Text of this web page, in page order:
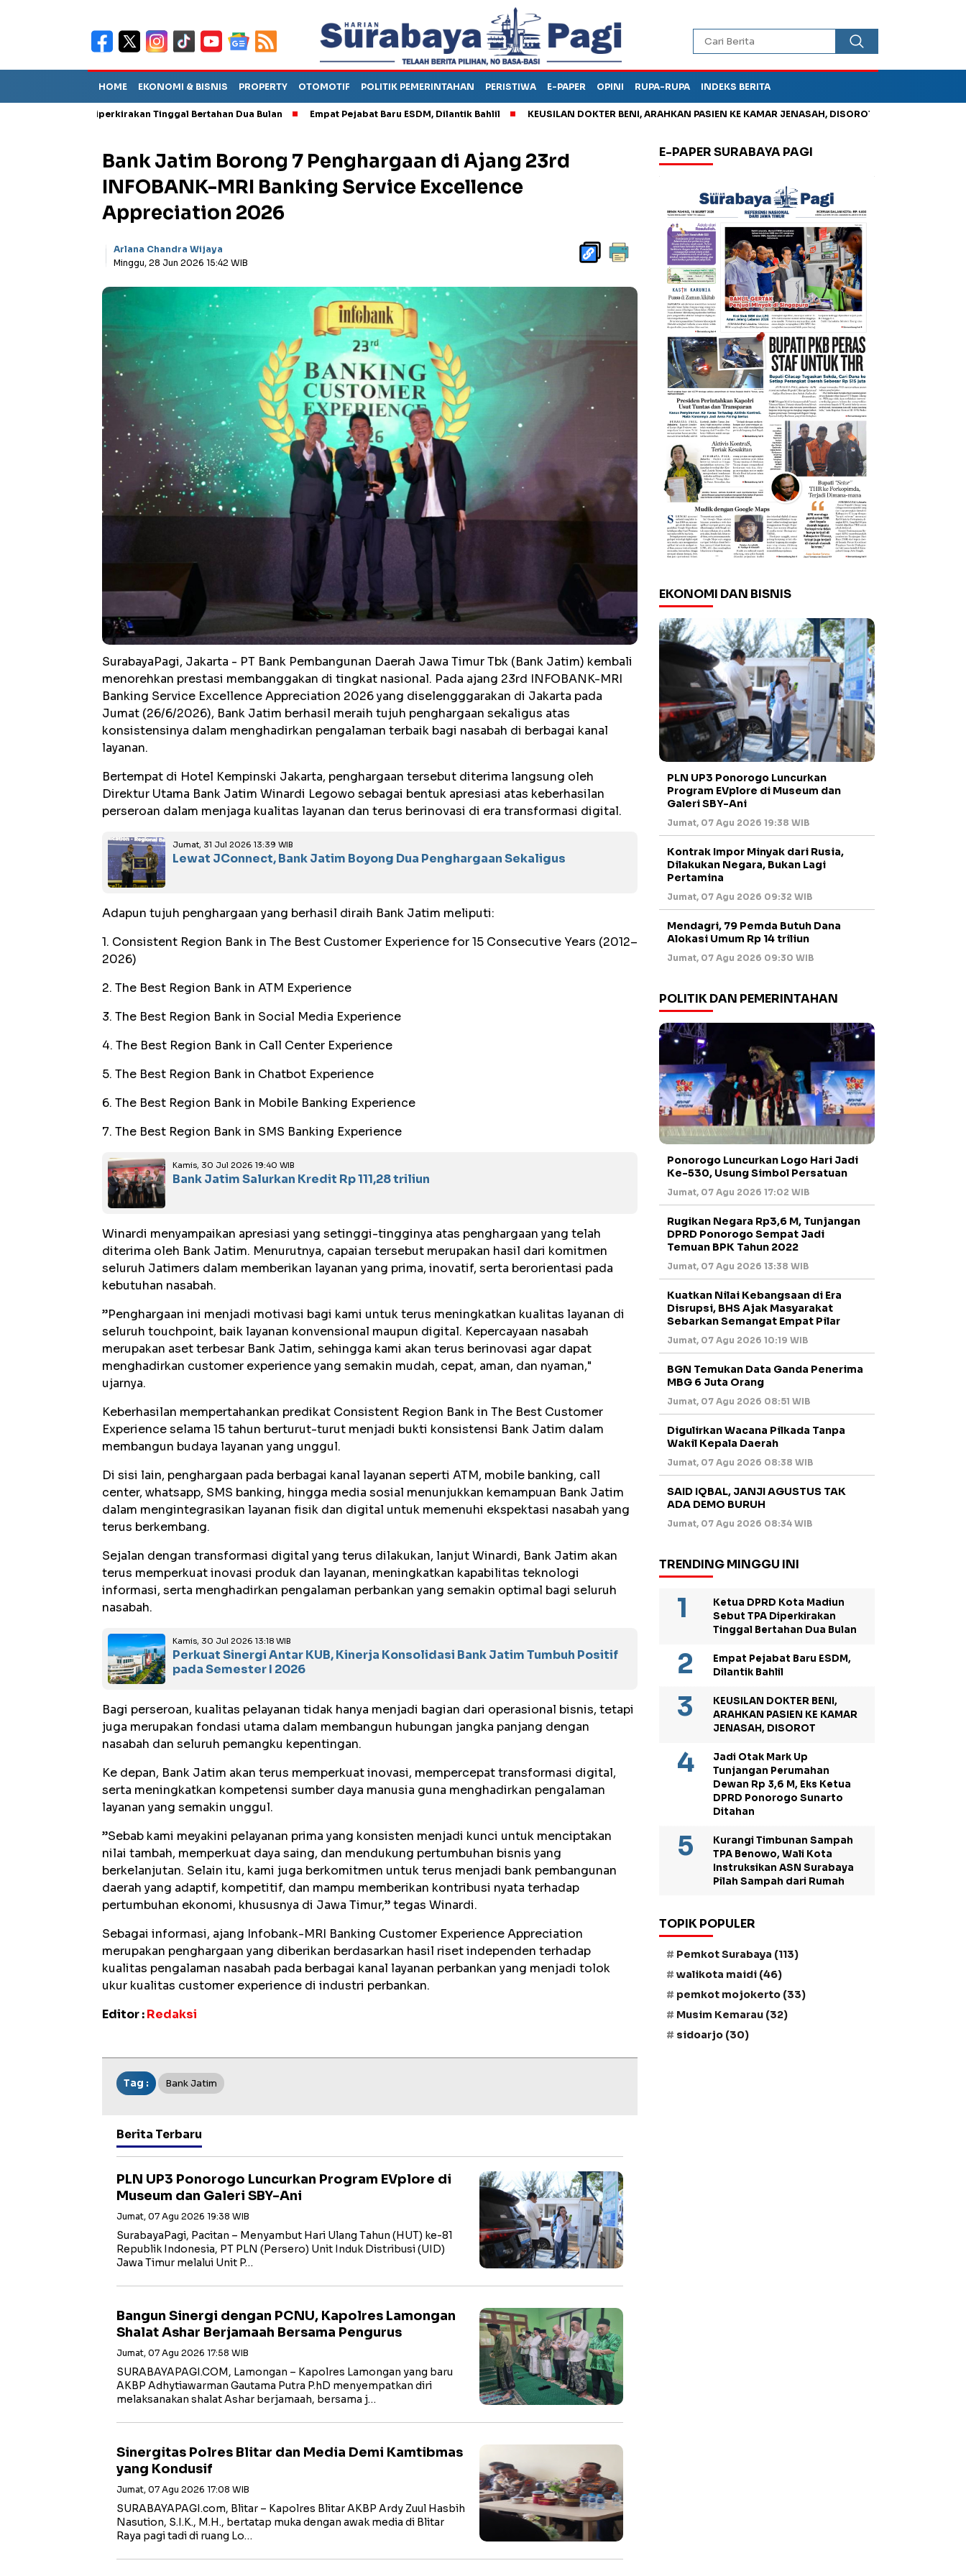
HOME EKONOMI & BISNIS PROPERTY OTOMOTIF POLITIK PEMERINTAHAN PERISTIWA E-PAPER OPINI RUPA-RUPA INDEKS BERITA
TPA Diperkirakan Tinggal Bertahan Dua Bulan Empat Pejabat Baru ESDM, Dilantik Bahlil KEUSILAN DOKTER BENI, ARAHKAN PASIEN KE KAMAR JENASAH, DISOROT Jadi Otak Mark Up
Bank Jatim Borong 7 Penghargaan di Ajang 23rd
INFOBANK-MRI Banking Service Excellence
Appreciation 2026
Arlana Chandra Wijaya
Minggu, 28 Jun 2026 15:42 WIB
SurabayaPagi, Jakarta - PT Bank Pembangunan Daerah Jawa Timur Tbk (Bank Jatim) kembali
menorehkan prestasi membanggakan di tingkat nasional. Pada ajang 23rd INFOBANK-MRI
Banking Service Excellence Appreciation 2026 yang diselengggarakan di Jakarta pada
Jumat (26/6/2026), Bank Jatim berhasil meraih tujuh penghargaan sekaligus atas
konsistensinya dalam menghadirkan pengalaman terbaik bagi nasabah di berbagai kanal
layanan.
Bertempat di Hotel Kempinski Jakarta, penghargaan tersebut diterima langsung oleh
Direktur Utama Bank Jatim Winardi Legowo sebagai bentuk apresiasi atas keberhasilan
perseroan dalam menjaga kualitas layanan dan terus berinovasi di era transformasi digital.
Jumat, 31 Jul 2026 13:39 WIB
Lewat JConnect, Bank Jatim Boyong Dua Penghargaan Sekaligus
Adapun tujuh penghargaan yang berhasil diraih Bank Jatim meliputi:
1. Consistent Region Bank in The Best Customer Experience for 15 Consecutive Years (2012–
2026)
2. The Best Region Bank in ATM Experience
3. The Best Region Bank in Social Media Experience
4. The Best Region Bank in Call Center Experience
5. The Best Region Bank in Chatbot Experience
6. The Best Region Bank in Mobile Banking Experience
7. The Best Region Bank in SMS Banking Experience
Kamis, 30 Jul 2026 19:40 WIB
Bank Jatim Salurkan Kredit Rp 111,28 triliun
Winardi menyampaikan apresiasi yang setinggi-tingginya atas penghargaan yang telah
diterima oleh Bank Jatim. Menurutnya, capaian tersebut merupakan hasil dari komitmen
seluruh Jatimers dalam memberikan layanan yang prima, inovatif, serta berorientasi pada
kebutuhan nasabah.
”Penghargaan ini menjadi motivasi bagi kami untuk terus meningkatkan kualitas layanan di
seluruh touchpoint, baik layanan konvensional maupun digital. Kepercayaan nasabah
merupakan aset terbesar Bank Jatim, sehingga kami akan terus berinovasi agar dapat
menghadirkan customer experience yang semakin mudah, cepat, aman, dan nyaman,"
ujarnya.
Keberhasilan mempertahankan predikat Consistent Region Bank in The Best Customer
Experience selama 15 tahun berturut-turut menjadi bukti konsistensi Bank Jatim dalam
membangun budaya layanan yang unggul.
Di sisi lain, penghargaan pada berbagai kanal layanan seperti ATM, mobile banking, call
center, whatsapp, SMS banking, hingga media sosial menunjukkan kemampuan Bank Jatim
dalam mengintegrasikan layanan fisik dan digital untuk memenuhi ekspektasi nasabah yang
terus berkembang.
Sejalan dengan transformasi digital yang terus dilakukan, lanjut Winardi, Bank Jatim akan
terus memperkuat inovasi produk dan layanan, meningkatkan kapabilitas teknologi
informasi, serta menghadirkan pengalaman perbankan yang semakin optimal bagi seluruh
nasabah.
Kamis, 30 Jul 2026 13:18 WIB
Perkuat Sinergi Antar KUB, Kinerja Konsolidasi Bank Jatim Tumbuh Positif
pada Semester I 2026
Bagi perseroan, kualitas pelayanan tidak hanya menjadi bagian dari operasional bisnis, tetapi
juga merupakan fondasi utama dalam membangun hubungan jangka panjang dengan
nasabah dan seluruh pemangku kepentingan.
Ke depan, Bank Jatim akan terus memperkuat inovasi, mempercepat transformasi digital,
serta meningkatkan kompetensi sumber daya manusia guna menghadirkan pengalaman
layanan yang semakin unggul.
”Sebab kami meyakini pelayanan prima yang konsisten menjadi kunci untuk menciptakan
nilai tambah, memperkuat daya saing, dan mendukung pertumbuhan bisnis yang
berkelanjutan. Selain itu, kami juga berkomitmen untuk terus menjadi bank pembangunan
daerah yang adaptif, kompetitif, dan mampu memberikan kontribusi nyata terhadap
pertumbuhan ekonomi, khususnya di Jawa Timur,” tegas Winardi.
Sebagai informasi, ajang Infobank-MRI Banking Customer Experience Appreciation
merupakan penghargaan yang diberikan berdasarkan hasil riset independen terhadap
kualitas pengalaman nasabah pada berbagai kanal layanan perbankan yang menjadi tolok
ukur kualitas customer experience di industri perbankan.
Editor :Redaksi
Tag : Bank Jatim
Berita Terbaru
PLN UP3 Ponorogo Luncurkan Program EVplore di
Museum dan Galeri SBY-Ani
Jumat, 07 Agu 2026 19:38 WIB
SurabayaPagi, Pacitan – Menyambut Hari Ulang Tahun (HUT) ke-81
Republik Indonesia, PT PLN (Persero) Unit Induk Distribusi (UID)
Jawa Timur melalui Unit P…
Bangun Sinergi dengan PCNU, Kapolres Lamongan
Shalat Ashar Berjamaah Bersama Pengurus
Jumat, 07 Agu 2026 17:58 WIB
SURABAYAPAGI.COM, Lamongan – Kapolres Lamongan yang baru
AKBP Adhytiawarman Gautama Putra P.hD menyempatkan diri
melaksanakan shalat Ashar berjamaah, bersama j…
Sinergitas Polres Blitar dan Media Demi Kamtibmas
yang Kondusif
Jumat, 07 Agu 2026 17:08 WIB
SURABAYAPAGI.com, Blitar – Kapolres Blitar AKBP Ardy Zuul Hasbih
Nasution, S.I.K., M.H., bertatap muka dengan awak media di Blitar
Raya pagi tadi di ruang Lo…
E-PAPER SURABAYA PAGI
EKONOMI DAN BISNIS
PLN UP3 Ponorogo Luncurkan
Program EVplore di Museum dan
Galeri SBY-Ani
Jumat, 07 Agu 2026 19:38 WIB
Kontrak Impor Minyak dari Rusia,
Dilakukan Negara, Bukan Lagi
Pertamina
Jumat, 07 Agu 2026 09:32 WIB
Mendagri, 79 Pemda Butuh Dana
Alokasi Umum Rp 14 triliun
Jumat, 07 Agu 2026 09:30 WIB
POLITIK DAN PEMERINTAHAN
Ponorogo Luncurkan Logo Hari Jadi
Ke-530, Usung Simbol Persatuan
Jumat, 07 Agu 2026 17:02 WIB
Rugikan Negara Rp3,6 M, Tunjangan
DPRD Ponorogo Sempat Jadi
Temuan BPK Tahun 2022
Jumat, 07 Agu 2026 13:38 WIB
Kuatkan Nilai Kebangsaan di Era
Disrupsi, BHS Ajak Masyarakat
Sebarkan Semangat Empat Pilar
Jumat, 07 Agu 2026 10:19 WIB
BGN Temukan Data Ganda Penerima
MBG 6 Juta Orang
Jumat, 07 Agu 2026 08:51 WIB
Digulirkan Wacana Pilkada Tanpa
Wakil Kepala Daerah
Jumat, 07 Agu 2026 08:38 WIB
SAID IQBAL, JANJI AGUSTUS TAK
ADA DEMO BURUH
Jumat, 07 Agu 2026 08:34 WIB
TRENDING MINGGU INI
Ketua DPRD Kota Madiun
Sebut TPA Diperkirakan
Tinggal Bertahan Dua Bulan
Empat Pejabat Baru ESDM,
Dilantik Bahlil
KEUSILAN DOKTER BENI,
ARAHKAN PASIEN KE KAMAR
JENASAH, DISOROT
Jadi Otak Mark Up
Tunjangan Perumahan
Dewan Rp 3,6 M, Eks Ketua
DPRD Ponorogo Sunarto
Ditahan
Kurangi Timbunan Sampah
TPA Benowo, Wali Kota
Instruksikan ASN Surabaya
Pilah Sampah dari Rumah
TOPIK POPULER
Pemkot Surabaya (113)
walikota maidi (46)
pemkot mojokerto (33)
Musim Kemarau (32)
sidoarjo (30)